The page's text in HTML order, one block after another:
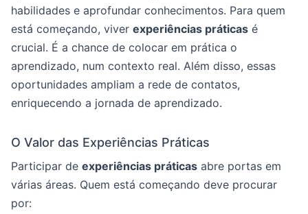
habilidades e aprofundar conhecimentos. Para quem
está começando, viver experiências práticas é
crucial. É a chance de colocar em prática o
aprendizado, num contexto real. Além disso, essas
oportunidades ampliam a rede de contatos,
enriquecendo a jornada de aprendizado.
O Valor das Experiências Práticas
Participar de experiências práticas abre portas em
várias áreas. Quem está começando deve procurar
por: